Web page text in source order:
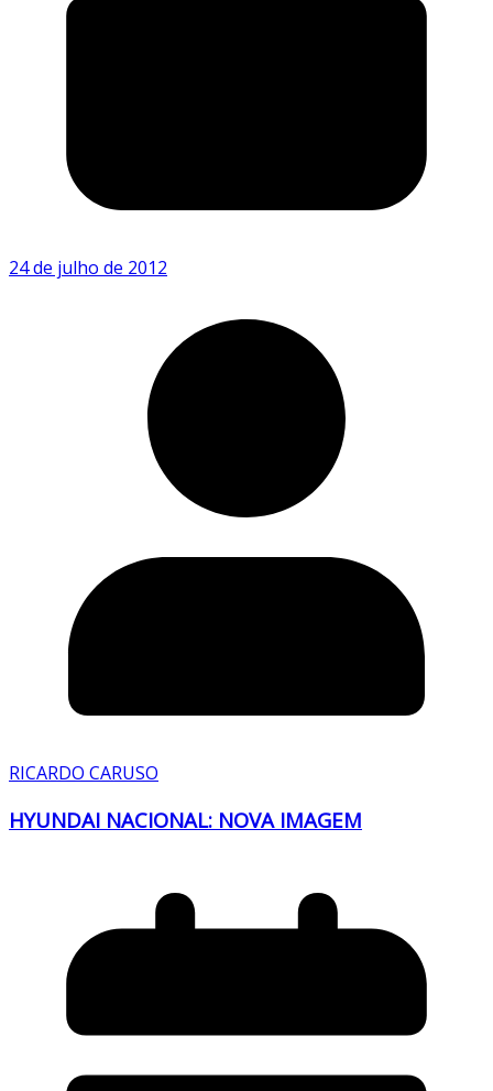
24 de julho de 2012
RICARDO CARUSO
HYUNDAI NACIONAL: NOVA IMAGEM